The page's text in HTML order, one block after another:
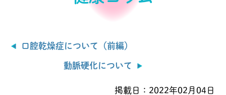
口腔乾燥症について（前編）
動脈硬化について
掲載日： 2022年02月04日